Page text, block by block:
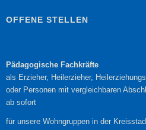
OFFENE STELLEN
Pädagogische Fachkräfte
als Erzieher, Heilerzieher,
oder Personen mit vergleichbaren
ab sofort
für unsere Wohngruppen in der